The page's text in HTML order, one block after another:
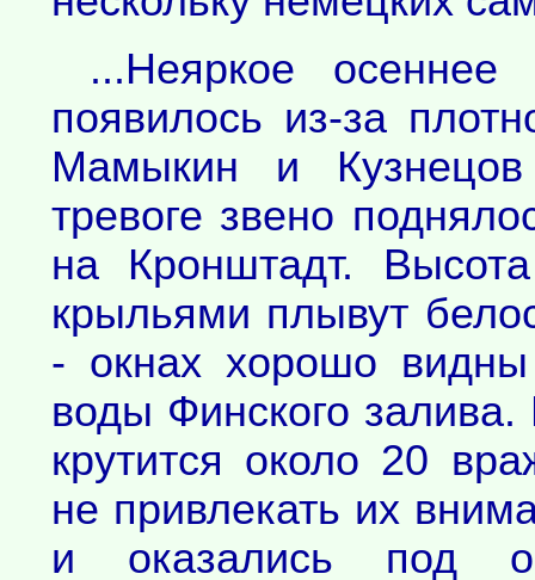
...Неяркое
появилось из-за
Мамыкин и
тревоге звено
на Кронштадт.
крыльями плывут
- окнах хорошо видны
воды Финского
крутится около 20
не привлекать их
и оказались под